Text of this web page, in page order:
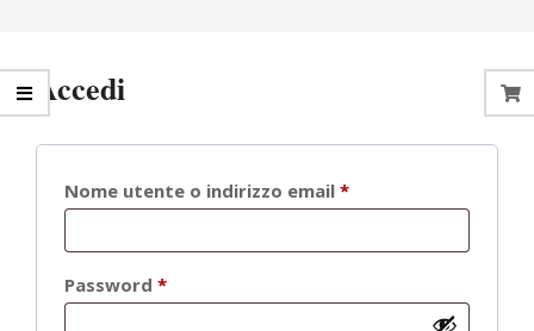
Accedi
Nome utente o indirizzo email *Richiesto
Password *Richiesto